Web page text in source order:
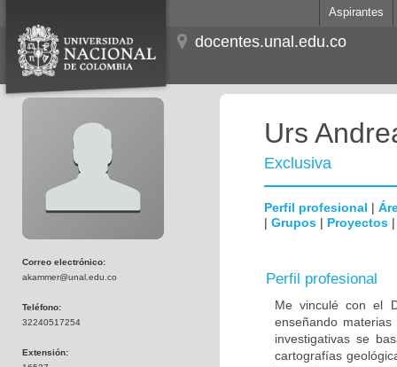
Aspirantes
docentes.unal.edu.co
Correo electrónico:
akammer@unal.edu.co
Teléfono:
32240517254
Extensión:
Urs
Exclusiva
Perfil profesional |
| Grupos | Proyectos
Perfil profesional
Me vinculé con el
enseñando
investigativas se
cartografías